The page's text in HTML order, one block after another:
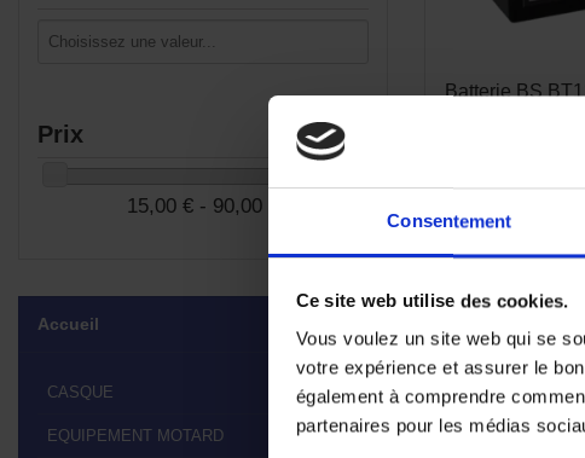
Consentement
Ce site web utilise des cookies.
Vous voulez un site web qui se
votre expérience et assurer le
également à comprendre
partenaires pour les médias
Prix
15,00 € - 90,00 €
Accueil
CASQUE 
EQUIPEMENT MOTARD 
Batterie BS